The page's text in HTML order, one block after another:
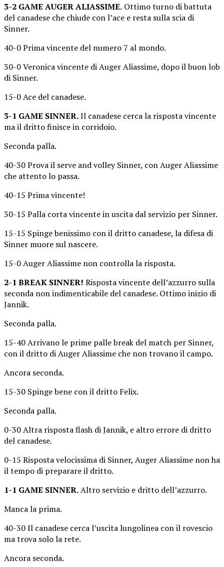
3-2 GAME AUGER ALIASSIME. Ottimo turno di battuta
del canadese che chiude con l’ace e resta sulla scia di
Sinner.
40-0 Prima vincente del numero 7 al mondo.
30-0 Veronica vincente di Auger Aliassime, dopo il buon lob
di Sinner.
15-0 Ace del canadese.
3-1 GAME SINNER.Il canadese cerca la risposta vincente
ma il dritto finisce in corridoio.
Seconda palla.
40-30 Prova il serve and volley Sinner, con Auger Aliassime
che attento lo passa.
40-15 Prima vincente!
30-15 Palla corta vincente in uscita dal servizio per Sinner.
15-15 Spinge benissimo con il dritto canadese, la difesa di
Sinner muore sul nascere.
15-0 Auger Aliassime non controlla la risposta.
2-1 BREAK SINNER! Risposta vincente dell’azzurro sulla
seconda non indimenticabile del canadese. Ottimo inizio di
Jannik.
Seconda palla.
15-40 Arrivano le prime palle break del match per Sinner,
con il dritto di Auger Aliassime che non trovano il campo.
Ancora seconda.
15-30 Spinge bene con il dritto Felix.
Seconda palla.
0-30 Altra risposta flash di Jannik, e altro errore di dritto
del canadese.
0-15 Risposta velocissima di Sinner, Auger Aliassime non ha
il tempo di preparare il dritto.
1-1 GAME SINNER.Altro servizio e dritto dell’azzurro.
Manca la prima.
40-30 Il canadese cerca l’uscita lungolinea con il rovescio
ma trova solo la rete.
Ancora seconda.